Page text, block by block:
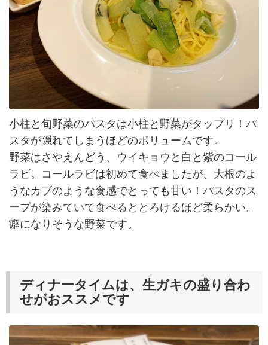
小柱と旬野菜のパスタは小柱と野菜がタップリ！パ
スタが隠れてしまうほどのボリュームです。
野菜はさやえんどう、ウイキョウと白と紫のコール
ラビ。コールラビは初めて食べましたが、大根のよ
うなカブのような食感でとっても甘い！パスタのス
ープが染みていて食べるととろけるほど柔らかい。
癖になりそうな野菜です。
ディナータイムは、生ガキの盛り合わ
せがおススメです